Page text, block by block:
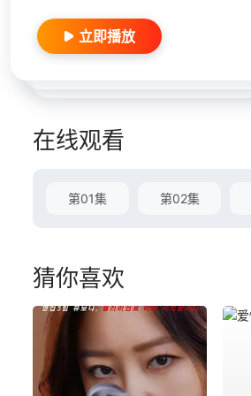
立即播放
在线观看
第01集 第02集
猜你喜欢